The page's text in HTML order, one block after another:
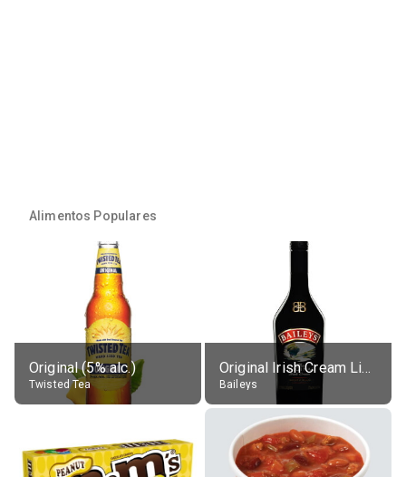
Alimentos Populares
Original (5% alc.)
Twisted Tea
Original Irish Cream Liqueur (17% alc.)
Baileys